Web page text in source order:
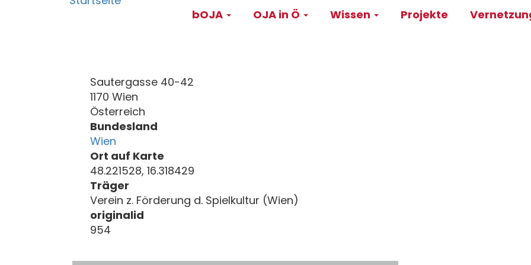
Main
bOJA OJA in Ö Wissen Projekte
Sautergasse 40-42
1170 Wien
Österreich
Bundesland
Wien
Ort auf Karte
48.221528, 16.318429
Träger
Verein z. Förderung d. Spielkultur (Wien)
originalid
954